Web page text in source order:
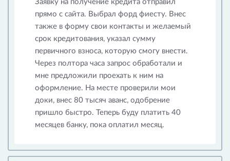
Заявку на получение кредита отправил
прямо с сайта. Выбрал форд фиесту. Внес
также в форму свои контакты и желаемый
срок кредитования, указал сумму
первичного взноса, которую смогу внести.
Через полтора часа запрос обработали и
мне предложили проехать к ним на
оформление. На месте проверили мои
доки, внес 80 тысяч аванс, одобрение
пришло быстро. Теперь буду платить 40
месяцев банку, пока оплатил месяц.